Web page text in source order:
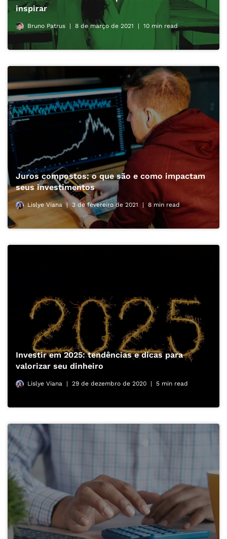
inspirar
Bruno Patrus 8 de março de 2021 10 min read
Juros compostos: o que são e como impactam
seus investimentos
Lislye Viana 3 de fevereiro de 2021 8 min read
Investir em 2025: tendências e dicas para
valorizar seu dinheiro
Lislye Viana 29 de dezembro de 2020 5 min read